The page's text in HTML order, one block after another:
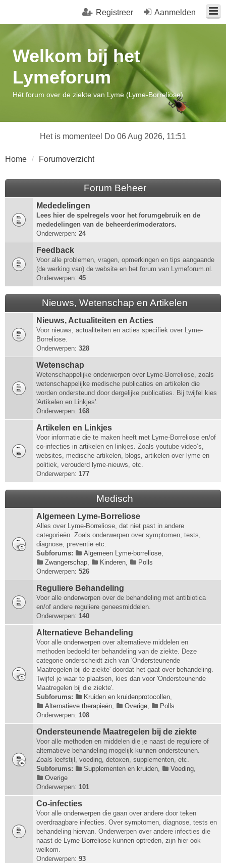
Aanmelden
Registreer
Welkom bij het
Lymeforum
Hét forum over de ziekte van Lyme (Lyme-Borreliose)
Het is momenteel Do 06 Aug 2026, 11:51
Home Forumoverzicht
Forum Beheer
Mededelingen
Lees hier de spelregels voor het forumgebruik en de
mededelingen van de beheerder/moderators.
Onderwerpen: 24
Feedback
Voor alle problemen, vragen, opmerkingen en tips aangaande
(de werking van) de website en het forum van Lymeforum.nl.
Onderwerpen: 45
Nieuws, Wetenschap en Artikelen
Nieuws, Actualiteiten en Acties
Voor nieuws, actualiteiten en acties specifiek over Lyme-
Borreliose.
Onderwerpen: 328
Wetenschap
Wetenschappelijke onderwerpen over Lyme-Borreliose, zoals
wetenschappelijke medische publicaties en artikelen die
worden ondersteund door dergelijke publicaties. Bij twijfel kies
'Artikelen en Linkjes'.
Onderwerpen: 168
Artikelen en Linkjes
Voor informatie die te maken heeft met Lyme-Borreliose en/of
co-infecties in artikelen en linkjes. Zoals youtube-video’s,
websites, medische artikelen, blogs, artikelen over lyme en
politiek, verouderd lyme-nieuws, etc.
Onderwerpen: 177
Medisch
Algemeen Lyme-Borreliose
Alles over Lyme-Borreliose, dat niet past in andere
categorieën. Zoals onderwerpen over symptomen, tests,
diagnose, preventie etc.
Subforums:
Algemeen Lyme-borreliose,
Zwangerschap, Kinderen,
Polls
Onderwerpen: 526
Reguliere Behandeling
Voor alle onderwerpen over de behandeling met antibiotica
en/of andere reguliere geneesmiddelen.
Onderwerpen: 140
Alternatieve Behandeling
Voor alle onderwerpen over alternatieve middelen en
methoden bedoeld ter behandeling van de ziekte. Deze
categorie onderscheidt zich van 'Ondersteunende
Maatregelen bij de ziekte' doordat het gaat over behandeling.
Twijfel je waar te plaatsen, kies dan voor 'Ondersteunende
Maatregelen bij die ziekte'.
Subforums:
Kruiden en kruidenprotocollen,
Alternatieve therapieën, Overige,
Polls
Onderwerpen: 108
Ondersteunende Maatregelen bij de ziekte
Voor alle methoden en middelen die je naast de reguliere of
alternatieve behandeling mogelijk kunnen ondersteunen.
Zoals leefstijl, voeding, detoxen, supplementen, etc.
Subforums:
Supplementen en kruiden, Voeding,
Overige
Onderwerpen: 101
Co-infecties
Voor alle onderwerpen die gaan over andere door teken
overdraagbare infecties. Over symptomen, diagnose, tests en
behandeling hiervan. Onderwerpen over andere infecties die
naast de Lyme-Borreliose kunnen optreden, zijn hier ook
welkom.
Onderwerpen: 93